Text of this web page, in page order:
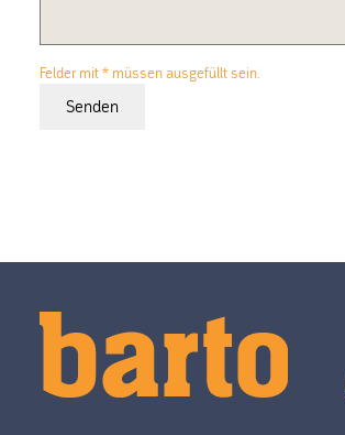
Felder mit * müssen ausgefüllt sein.
Senden